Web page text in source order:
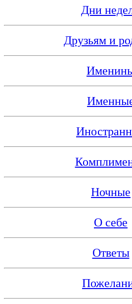
Дни
Друзьям и
Ночные
О себе
Ответы